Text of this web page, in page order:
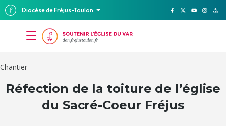
Diocèse de Fréjus-Toulon
Chantier
Réfection de la toiture de l’église
du Sacré-Coeur Fréjus